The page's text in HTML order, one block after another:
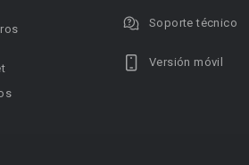
Soporte técnico
Versión móvil